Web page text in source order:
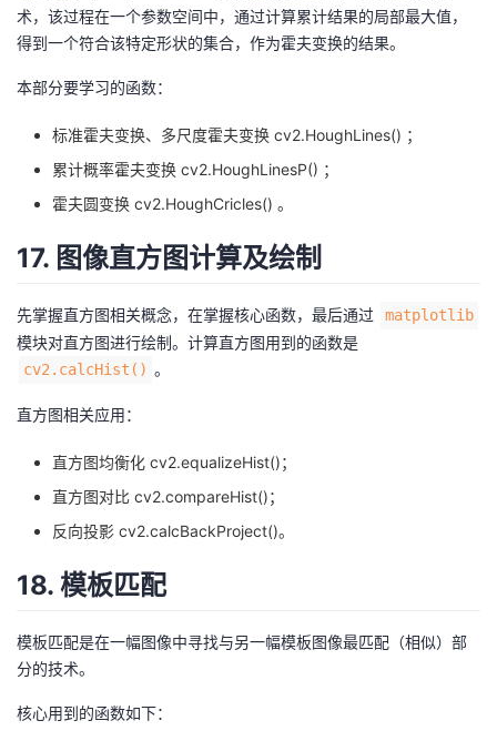
术，该过程在一个参数空间中，通过计算累计结果的局部最大值，
得到一个符合该特定形状的集合，作为霍夫变换的结果。
本部分要学习的函数：
标准霍夫变换、多尺度霍夫变换 cv2.HoughLines() ；
累计概率霍夫变换 cv2.HoughLinesP() ；
霍夫圆变换 cv2.HoughCricles() 。
17. 图像直方图计算及绘制
先掌握直方图相关概念，在掌握核心函数，最后通过 matplotlib
模块对直方图进行绘制。计算直方图用到的函数是
cv2.calcHist() 。
直方图相关应用：
直方图均衡化 cv2.equalizeHist()；
直方图对比 cv2.compareHist()；
反向投影 cv2.calcBackProject()。
18. 模板匹配
模板匹配是在一幅图像中寻找与另一幅模板图像最匹配（相似）部
分的技术。
核心用到的函数如下：